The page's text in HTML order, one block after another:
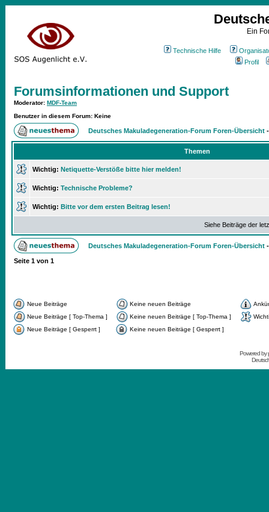
Ein
Technische Hilfe
Profil
Forumsinformationen und Support
Moderator: MDF-Team
Benutzer in diesem Forum: Keine
Deutsches Makuladegeneration-Forum Foren-Übersicht
Themen
Wichtig: Netiquette-Verstöße bitte hier melden!
Wichtig: Technische Probleme?
Wichtig: Bitte vor dem ersten Beitrag lesen!
Siehe Beiträge der
Deutsches Makuladegeneration-Forum Foren-Übersicht
Seite 1 von 1
Neue Beiträge Keine neuen Beiträge
Neue Beiträge [ Top-Thema ]
Keine neuen Beiträge [ Top-Thema ]
Neue Beiträge [ Gesperrt ]
Keine neuen Beiträge [ Gesperrt ]
Powered by